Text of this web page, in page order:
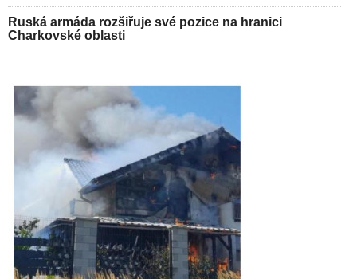
Ruská armáda rozšiřuje své pozice na hranici
Charkovské oblasti